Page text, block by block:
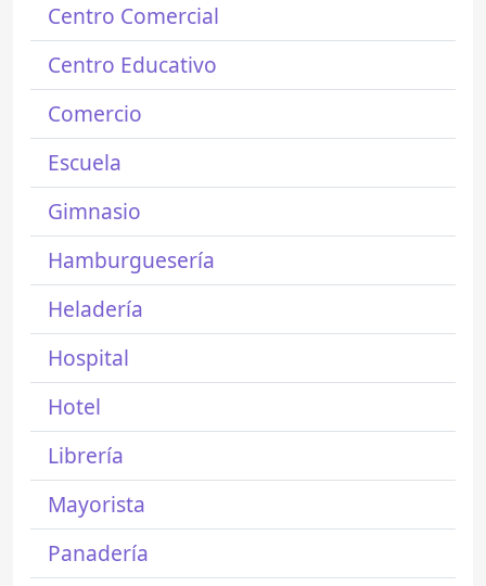
Centro Comercial
Centro Educativo
Comercio
Escuela
Gimnasio
Hamburguesería
Heladería
Hospital
Hotel
Librería
Mayorista
Panadería